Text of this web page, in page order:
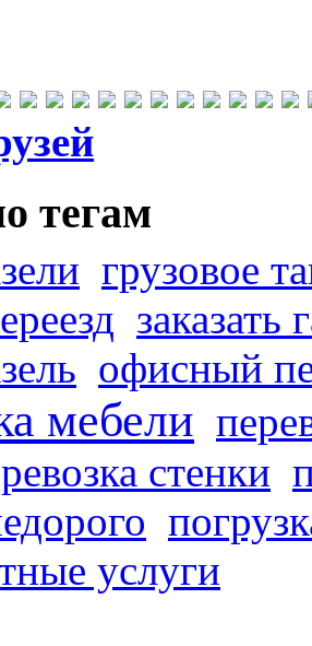
тегам
грузовое
заказать
офисный
мебели
стенки
услуги